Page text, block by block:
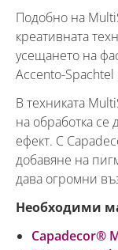
Подобно на
креативната
усещането на
Accento-
В техниката
на обработка се
ефект. С
добавяне на
дава огромни
Необходими
Capadecor®